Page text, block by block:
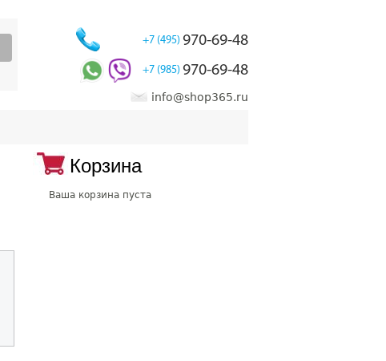
+7 (495) 970-69-48
+7 (985) 970-69-48
info@shop365.ru
Корзина
Ваша корзина пуста